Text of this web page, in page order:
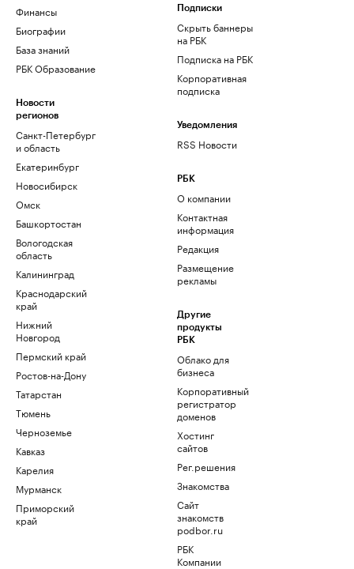
Финансы
Биографии
База знаний
РБК Образование
Новости
регионов
Санкт-Петербург
и область
Екатеринбург
Новосибирск
Омск
Башкортостан
Вологодская
область
Калининград
Краснодарский
край
Нижний
Новгород
Пермский край
Ростов-на-Дону
Татарстан
Тюмень
Черноземье
Кавказ
Карелия
Мурманск
Приморский
край
Подписки
Скрыть баннеры
на РБК
Подписка на РБК
Корпоративная
подписка
Уведомления
RSS Новости
РБК
О компании
Контактная
информация
Редакция
Размещение
рекламы
Другие
продукты
РБК
Облако для
бизнеса
Корпоративный
регистратор
доменов
Хостинг
сайтов
Рег.решения
Знакомства
Сайт
знакомств
podbor.ru
РБК
Компании